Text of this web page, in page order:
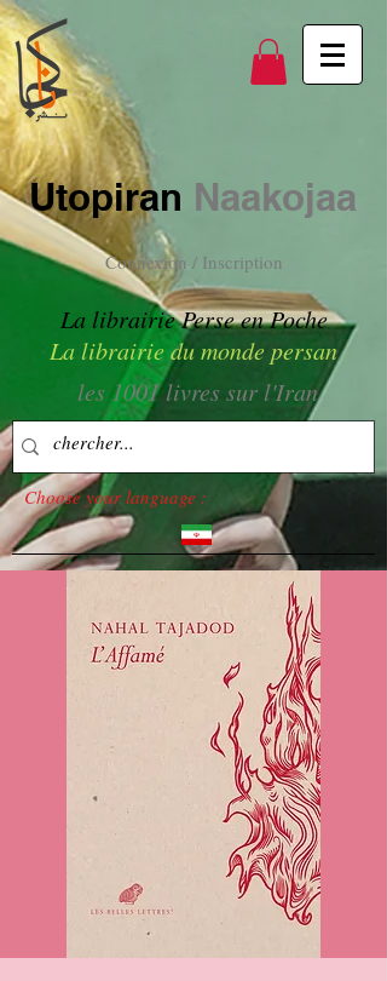
Utopiran Naakojaa
Connexion / Inscription
La librairie Perse en Poche
La librairie du monde persan
les 1001 livres sur l'Iran
Choose your language :